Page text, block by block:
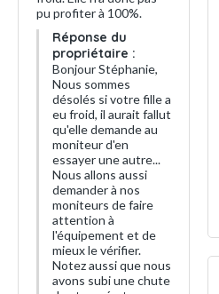
pu profiter à 100%.
Réponse du
propriétaire :
Bonjour Stéphanie,
Nous sommes
désolés si votre fille a
eu froid, il aurait fallut
qu'elle demande au
moniteur d'en
essayer une autre...
Nous allons aussi
demander à nos
moniteurs de faire
attention à
l'équipement et de
mieux le vérifier.
Notez aussi que nous
avons subi une chute